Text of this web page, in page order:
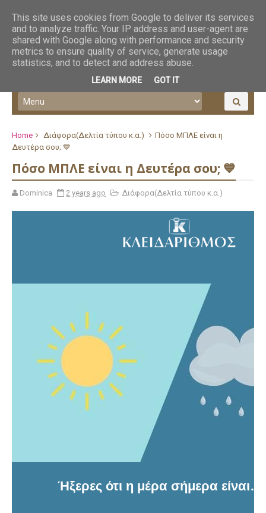
Home Διάφορα(Δελτία τύπου κ.α.)
Πόσο ΜΠΛΕ είναι η
Δευτέρα σου; 💙
Πόσο ΜΠΛΕ είναι η Δευτέρα σου; 💙
Dominica 2 years ago Διάφορα(Δελτία τύπου κ.α.)
Ήξερες ότι η μέρα σήμερα είναι…
This site uses cookies from Google to deliver its services
and to analyze traffic. Your IP address and user-agent are
shared with Google along with performance and security
metrics to ensure quality of service, generate usage
statistics, and to detect and address abuse.
LEARN MORE GOT IT